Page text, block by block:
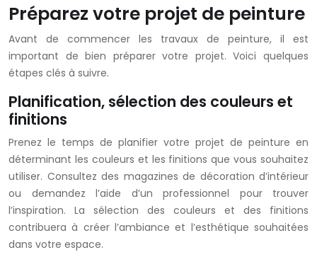
Préparez votre projet de peinture
Avant de commencer les travaux de peinture, il est
important de bien préparer votre projet. Voici quelques
étapes clés à suivre.
Planification, sélection des couleurs et
finitions
Prenez le temps de planifier votre projet de peinture en
déterminant les couleurs et les finitions que vous souhaitez
utiliser. Consultez des magazines de décoration d’intérieur
ou demandez l’aide d’un professionnel pour trouver
l’inspiration. La sélection des couleurs et des finitions
contribuera à créer l’ambiance et l’esthétique souhaitées
dans votre espace.